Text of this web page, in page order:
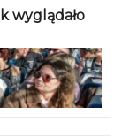
wyglądało